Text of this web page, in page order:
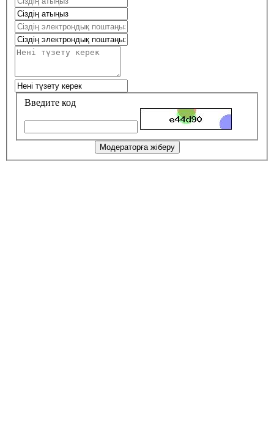
Введите код
Модераторға жіберу